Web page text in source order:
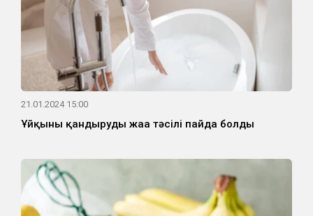
21.01.2024 15:00
Ұйқыны қандырудың жаңа тәсілі пайда болды